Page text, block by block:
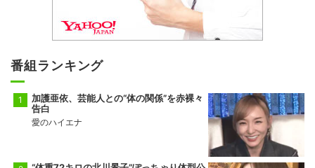
番組ランキング
加護亜依、芸能人との“体の関係”を赤裸々
告白
愛のハイエナ